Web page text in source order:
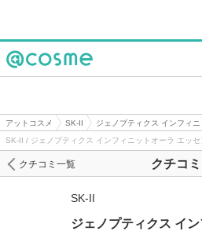
アットコスメ SK-II ジェノプティクス インフィ
SK-II / ジェノプティクス インフィニットオーラ エッセ
クチコミ
クチコミ一覧
SK-II
ジェノプティクス イ